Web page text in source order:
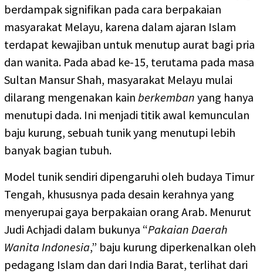
berdampak signifikan pada cara berpakaian
masyarakat Melayu, karena dalam ajaran Islam
terdapat kewajiban untuk menutup aurat bagi pria
dan wanita. Pada abad ke-15, terutama pada masa
Sultan Mansur Shah, masyarakat Melayu mulai
dilarang mengenakan kain berkemban yang hanya
menutupi dada. Ini menjadi titik awal kemunculan
baju kurung, sebuah tunik yang menutupi lebih
banyak bagian tubuh.
Model tunik sendiri dipengaruhi oleh budaya Timur
Tengah, khususnya pada desain kerahnya yang
menyerupai gaya berpakaian orang Arab. Menurut
Judi Achjadi dalam bukunya “Pakaian Daerah
Wanita Indonesia,” baju kurung diperkenalkan oleh
pedagang Islam dan dari India Barat, terlihat dari